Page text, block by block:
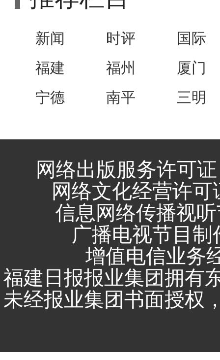
新闻 时评
国际
福建
福州
厦门
宁德
南平 三明
网络出版服务许可
网络文化经营许可
信息网络传播视
广播电视节目
增值电信业务
福建日报报业集团拥有
未经报业集团书面授权